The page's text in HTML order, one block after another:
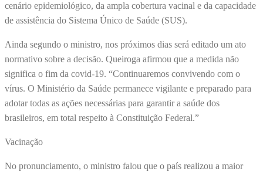
cenário epidemiológico, da ampla cobertura vacinal e da capacidade
de assistência do Sistema Único de Saúde (SUS).
Ainda segundo o ministro, nos próximos dias será editado um ato
normativo sobre a decisão. Queiroga afirmou que a medida não
significa o fim da covid-19. “Continuaremos convivendo com o
vírus. O Ministério da Saúde permanece vigilante e preparado para
adotar todas as ações necessárias para garantir a saúde dos
brasileiros, em total respeito à Constituição Federal.”
Vacinação
No pronunciamento, o ministro falou que o país realizou a maior